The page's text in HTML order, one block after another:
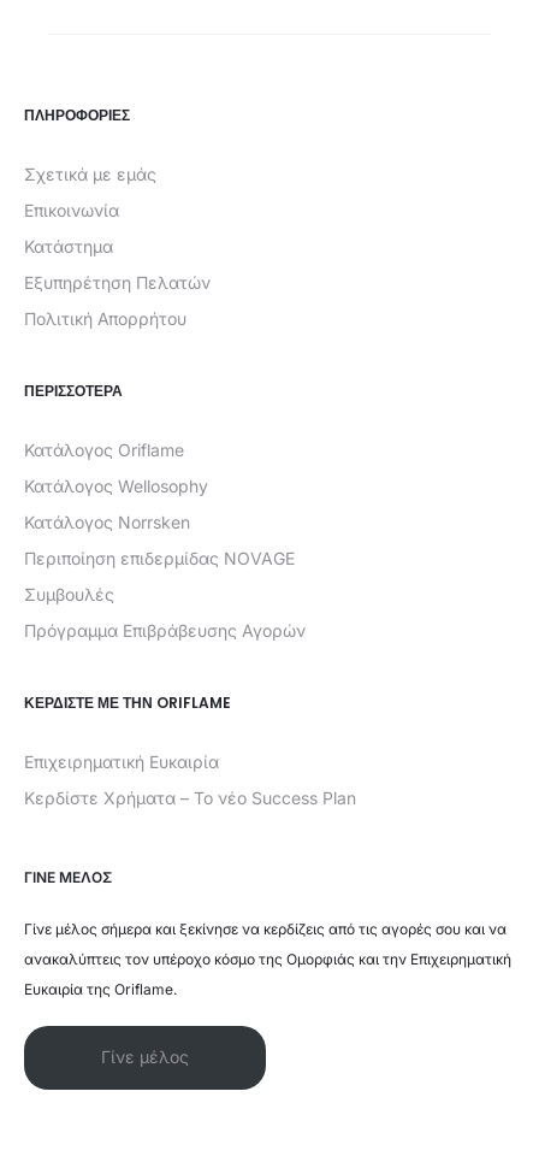
ΠΛΗΡΟΦΟΡΙΕΣ
Σχετικά με εμάς
Επικοινωνία
Κατάστημα
Εξυπηρέτηση Πελατών
Πολιτική Απορρήτου
ΠΕΡΙΣΣΟΤΕΡΑ
Κατάλογος Oriflame
Κατάλογος Wellosophy
Κατάλογος Norrsken
Περιποίηση επιδερμίδας NOVAGE
Συμβουλές
Πρόγραμμα Επιβράβευσης Αγορών
ΚΕΡΔΊΣΤΕ ΜΕ ΤΗΝ ORIFLAME
Επιχειρηματική Ευκαιρία
Κερδίστε Χρήματα – Το νέο Success Plan
ΓΙΝΕ ΜΕΛΟΣ
Γίνε μέλος σήμερα και ξεκίνησε να κερδίζεις από τις αγορές σου και να
ανακαλύπτεις τον υπέροχο κόσμο της Ομορφιάς και την Επιχειρηματική
Ευκαιρία της Oriflame.
Γίνε μέλος